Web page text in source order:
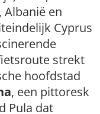
Albanië en
Cyprus
strekt
hoofdstad
, een pittoresk
Pula dat